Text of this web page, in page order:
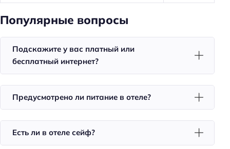
Ускоренная регистрация заезда/отъезда
Проживание с животными
Оборудование для кухни: кофеварка
Оборудование для кухни: посуда
Оборудование для кухни: микроволновка
Популярные вопросы
Подскажите у вас платный или
бесплатный интернет?
Предусмотрено ли питание в отеле?
Есть ли в отеле сейф?